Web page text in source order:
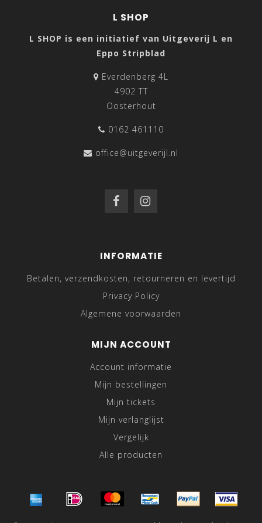
L SHOP
L SHOP is een initiatief van Uitgeverij L en
Eppo Stripblad
Everdenberg 4L
4902 TT
Oosterhout
0162 461110
office@uitgeverijl.nl
INFORMATIE
Betalen, verzendkosten, retourneren en levertijd
Privacy Policy
Algemene voorwaarden
MIJN ACCOUNT
Account informatie
Mijn bestellingen
Mijn tickets
Mijn verlanglijst
Vergelijk
Alle producten